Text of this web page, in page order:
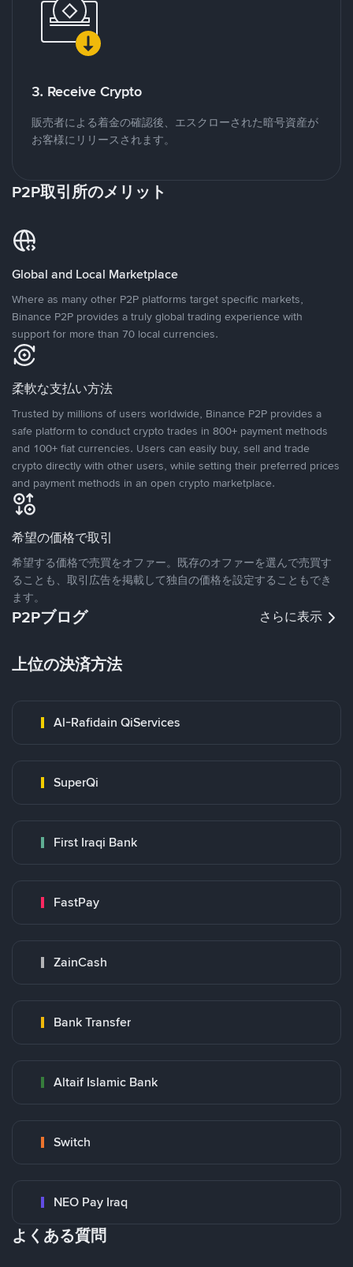
3. Receive Crypto
販売者による着金の確認後、エスクローされた暗号資産が
お客様にリリースされます。
P2P取引所のメリット
Global and Local Marketplace
Where as many other P2P platforms target specific markets,
Binance P2P provides a truly global trading experience with
support for more than 70 local currencies.
柔軟な支払い方法
Trusted by millions of users worldwide, Binance P2P provides a
safe platform to conduct crypto trades in 800+ payment methods
and 100+ fiat currencies. Users can easily buy, sell and trade
crypto directly with other users, while setting their preferred prices
and payment methods in an open crypto marketplace.
希望の価格で取引
希望する価格で売買をオファー。既存のオファーを選んで売買す
ることも、取引広告を掲載して独自の価格を設定することもでき
ます。
P2Pブログ さらに表示
上位の決済方法
Al-Rafidain QiServices
SuperQi
First Iraqi Bank
FastPay
ZainCash
Bank Transfer
Altaif Islamic Bank
Switch
NEO Pay Iraq
よくある質問